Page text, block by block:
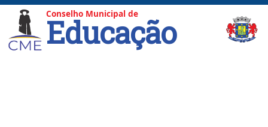
Conselho Municipal de
Educação